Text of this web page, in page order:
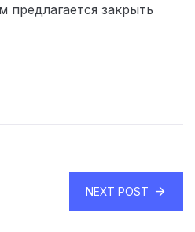
предлагается закрыть
NEXT POST